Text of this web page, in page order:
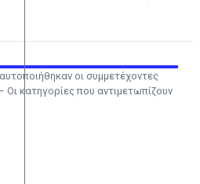
οι συμμετέχοντες
Οι κατηγορίες που αντιμετωπίζουν